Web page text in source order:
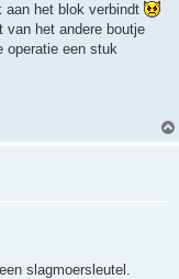
aan het blok verbindt
van het andere boutje
operatie een stuk
slagmoersleutel.